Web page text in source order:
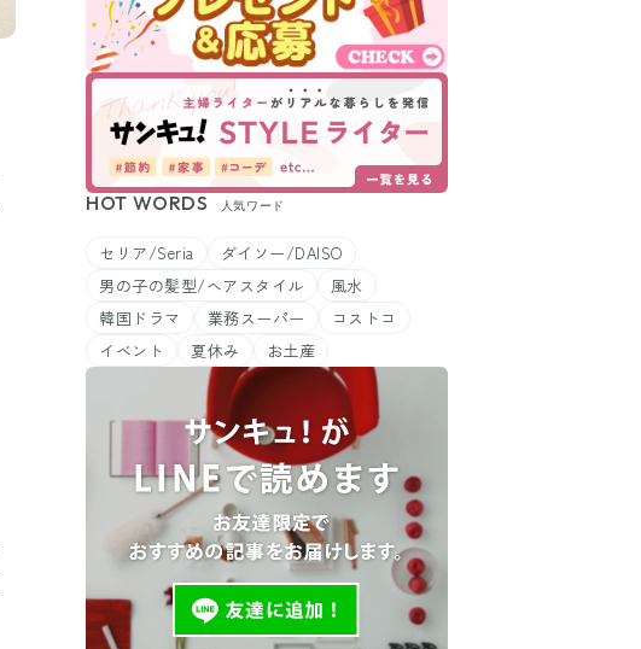
HOT WORDS 人気ワード
セリア/Seria
ダイソー/DAISO
男の子の髪型/ヘアスタイル
風水
韓国ドラマ
業務スーパー
コストコ
イベント
夏休み お土産